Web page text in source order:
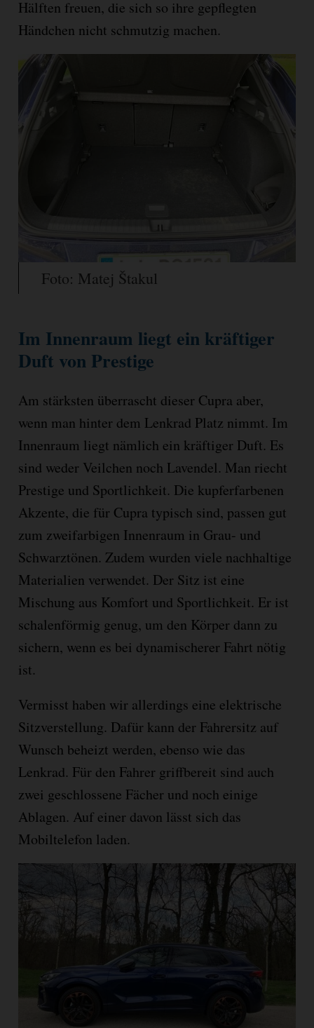
Hälften freuen, die sich so ihre gepflegten
Händchen nicht schmutzig machen.
Foto: Matej Štakul
Im Innenraum liegt ein kräftiger
Duft von Prestige
Am stärksten überrascht dieser Cupra aber,
wenn man hinter dem Lenkrad Platz nimmt. Im
Innenraum liegt nämlich ein kräftiger Duft. Es
sind weder Veilchen noch Lavendel. Man riecht
Prestige und Sportlichkeit. Die kupferfarbenen
Akzente, die für Cupra typisch sind, passen gut
zum zweifarbigen Innenraum in Grau- und
Schwarztönen. Zudem wurden viele nachhaltige
Materialien verwendet. Der Sitz ist eine
Mischung aus Komfort und Sportlichkeit. Er ist
schalenförmig genug, um den Körper dann zu
sichern, wenn es bei dynamischerer Fahrt nötig
ist.
Vermisst haben wir allerdings eine elektrische
Sitzverstellung. Dafür kann der Fahrersitz auf
Wunsch beheizt werden, ebenso wie das
Lenkrad. Für den Fahrer griffbereit sind auch
zwei geschlossene Fächer und noch einige
Ablagen. Auf einer davon lässt sich das
Mobiltelefon laden.